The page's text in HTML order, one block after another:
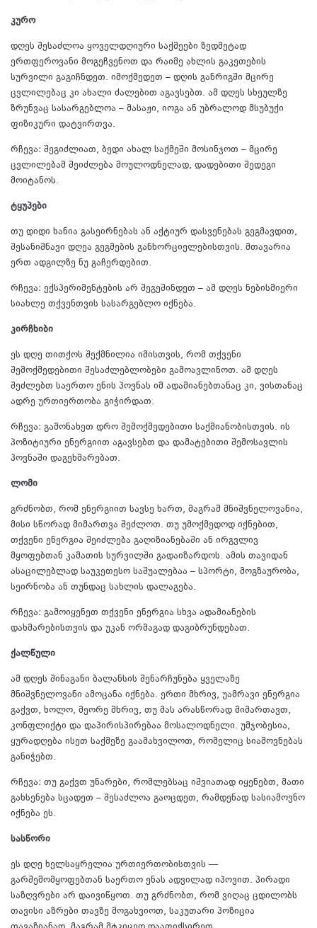
კურო
დღეს შესაძლოა ყოველდღიური საქმეები ზედმეტად
ერთფეროვანი მოგეჩვენოთ და რაიმე ახლის გაკეთების
სურვილი გაგიჩნდეთ. იმოქმედეთ – დღის განრიგში მცირე
ცვლილებაც კი ახალი ძალებით აგავსებთ. ამ დღეს სხეულზე
ზრუნვაც სასარგებლოა – მასაჟი, იოგა ან უბრალოდ მსუბუქი
ფიზიკური დატვირთვა.
რჩევა: შეგიძლიათ, ბედი ახალ საქმეში მოსინჯოთ – მცირე
ცვლილებამ შეიძლება მოულოდნელად, დადებითი შედეგი
მოიტანოს.
ტყუპები
თუ დიდი ხანია გასეირნებას ან აქტიურ დასვენებას გეგმავდით,
შესანიშნავი დღეა გეგმების განხორციელებისთვის. მთავარია
ერთ ადგილზე ნუ გაჩერდებით.
რჩევა: ექსპერიმენტების არ შეგეშინდეთ – ამ დღეს ნებისმიერი
სიახლე თქვენთვის სასარგებლო იქნება.
კირჩხიბი
ეს დღე თითქოს შექმნილია იმისთვის, რომ თქვენი
შემოქმედებითი შესაძლებლობები გამოავლინოთ. ამ დღეს
შეძლებთ საერთო ენის პოვნას იმ ადამიანებთანაც კი, ვისთანაც
ადრე ურთიერთობა გიჭირდათ.
რჩევა: გამონახეთ დრო შემოქმედებითი საქმიანობისთვის. ის
პოზიტიური ენერგიით აგავსებთ და დამატებითი შემოსავლის
პოვნაში დაგეხმარებათ.
ლომი
გრძნობთ, რომ ენერგიით სავსე ხართ, მაგრამ მნიშვნელოვანია,
მისი სწორად მიმართვა შეძლოთ. თუ უმოქმედოდ იქნებით,
თქვენი ენერგია შეიძლება გაღიზიანებაში ან ირგვლივ
მყოფებთან კამათის სურვილში გადაიზარდოს. ამის თავიდან
ასაცილებლად საუკეთესო საშუალებაა – სპორტი, მოგზაურობა,
სეირნობა ან თუნდაც სახლის დალაგება.
რჩევა: გამოიყენეთ თქვენი ენერგია სხვა ადამიანების
დახმარებისთვის და უკან ორმაგად დაგიბრუნდებათ.
ქალწული
ამ დღეს შინაგანი ბალანსის შენარჩუნება ყველაზე
მნიშვნელოვანი ამოცანა იქნება. ერთი მხრივ, უამრავი ენერგია
გაქვთ, ხოლო, მეორე მხრივ, თუ მას არასწორად მიმართავთ,
კონფლიქტი და დაპირისპირებაა მოსალოდნელი. უმჯობესია,
ყურადღება ისეთ საქმეზე გაამახვილოთ, რომელიც სიამოვნებას
განიჭებთ.
რჩევა: თუ გაქვთ უნარები, რომლებსაც იშვიათად იყენებთ, მათი
გახსენება სცადეთ – შესაძლოა გაოცდეთ, რამდენად სასიამოვნო
იქნება ეს.
სასწორი
ეს დღე ხელსაყრელია ურთიერთობისთვის —
გარშემომყოფებთან საერთო ენას ადვილად იპოვით. პირადი
საზღვრები არ დაივიწყოთ. თუ გრძნობთ, რომ ვიღაც ცდილობს
თავისი აზრები თავზე მოგახვიოთ, საკუთარი პოზიცია